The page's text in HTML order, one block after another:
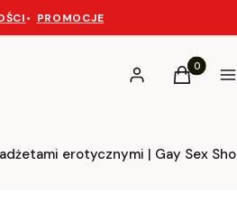
• PROMOCJE
Zaloguj sięProdukty
Koszyk
erotycznymi | Gay Sex